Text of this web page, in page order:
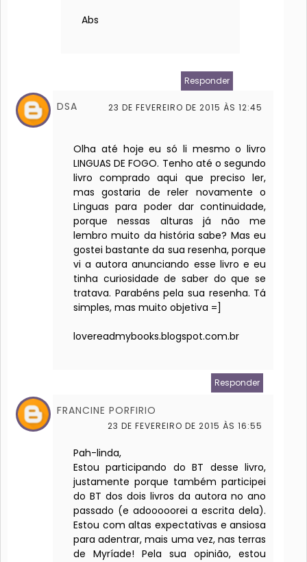
Abs
Responder
DSA 23 DE FEVEREIRO DE 2015 ÀS 12:45
Olha até hoje eu só li mesmo o livro
LINGUAS DE FOGO. Tenho até o segundo
livro comprado aqui que preciso ler,
mas gostaria de reler novamente o
Linguas para poder dar continuidade,
porque nessas alturas já não me
lembro muito da história sabe? Mas eu
gostei bastante da sua resenha, porque
vi a autora anunciando esse livro e eu
tinha curiosidade de saber do que se
tratava. Parabéns pela sua resenha. Tá
simples, mas muito objetiva =]
lovereadmybooks.blogspot.com.br
Responder
FRANCINE PORFIRIO
23 DE FEVEREIRO DE 2015 ÀS 16:55
Pah-linda,
Estou participando do BT desse livro,
justamente porque também participei
do BT dos dois livros da autora no ano
passado (e adooooorei a escrita dela).
Estou com altas expectativas e ansiosa
para adentrar, mais uma vez, nas terras
de Myríade! Pela sua opinião, estou